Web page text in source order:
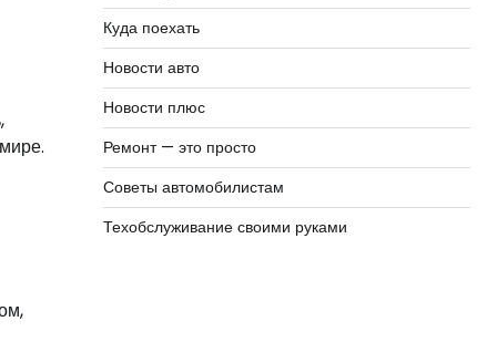
Куда поехать
Новости авто
Новости плюс
Ремонт — это просто
Советы автомобилистам
Техобслуживание своими руками